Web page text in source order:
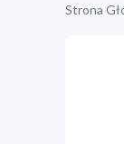
Strona